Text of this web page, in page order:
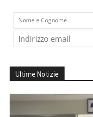
Ultime Notizie